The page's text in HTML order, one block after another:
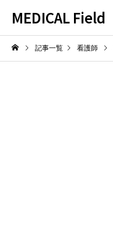
MEDICAL Field
記事一覧 看護師